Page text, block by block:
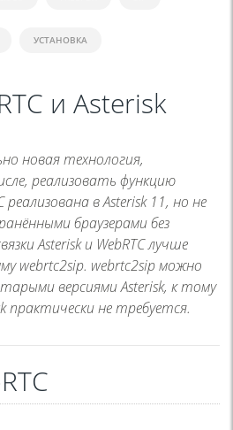
УСТАНОВКА
и Asterisk
новая технология,
реализовать функцию
реализована в Asterisk 11, но не
браузерами без
Asterisk и WebRTC лучше
webrtc2sip. webrtc2sip можно
версиями Asterisk, к тому
практически не требуется.